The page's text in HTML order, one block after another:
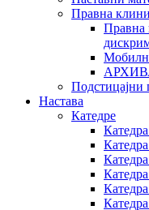
Правна
Правна
Подстицајни
Настава
Катедре